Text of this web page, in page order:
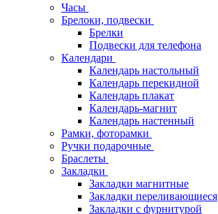
Часы
Брелоки, подвески
Брелки
Подвески для телефона
Календари
Календарь настольный
Календарь перекидной
Календарь плакат
Календарь-магнит
Календарь настенный
Рамки, фоторамки
Ручки подарочные
Браслеты
Закладки
Закладки магнитные
Закладки переливающиеся
Закладки с фурнитурой